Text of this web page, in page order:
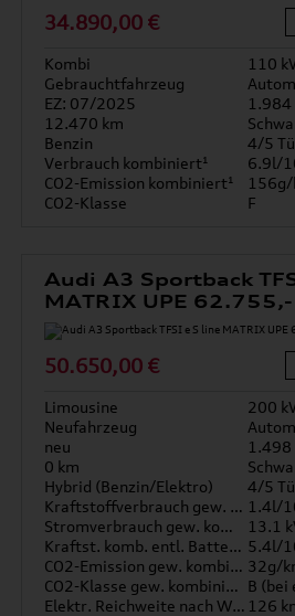
34.890,00 €
Kombi
110
Gebrauchtfahrzeug
EZ: 07/2025
1.984
12.470 km
Benzin
4/5
Verbrauch kombiniert¹
6.9l/
CO2-Emission kombiniert¹
156g/
CO2-Klasse
F
Audi A3 Sportback
MATRIX UPE 62.755,-
50.650,00 €
Limousine
200
Neufahrzeug
neu
1.498
0 km
Hybrid (Benzin/Elektro)
4/5
Kraftstoffverbrauch gew. kombiniert 1.4l/
Stromverbrauch gew. kombiniert
13.1
Kraftst. komb. entl. Batterie 5.4l/
CO2-Emission gew. kombiniert 32g/
CO2-Klasse gew. kombiniert B (bei
Elektr. Reichweite nach WLTP* 126